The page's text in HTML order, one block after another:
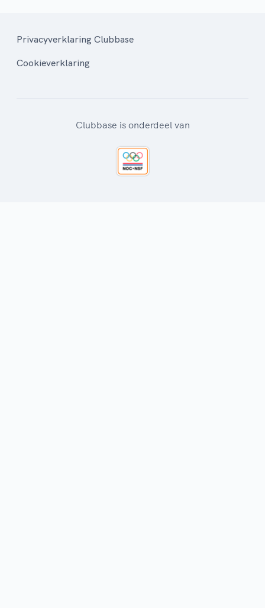
Privacyverklaring Clubbase
Cookieverklaring
Clubbase is onderdeel van